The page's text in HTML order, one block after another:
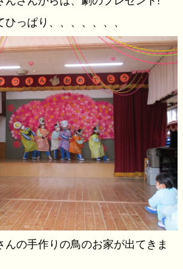
っぱり、、、、、、、
んの手作りの鳥のお家が出てきま